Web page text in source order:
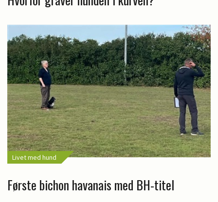
Livet med hund
Første bichon havanais med BH-titel